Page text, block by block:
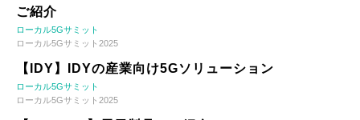
ご紹介
ローカル5Gサミット
ローカル5Gサミット2025
【IDY】IDYの産業向け5Gソリューション
ローカル5Gサミット
ローカル5Gサミット2025